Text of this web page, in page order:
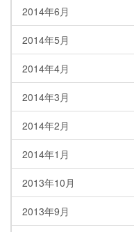
2014年6月
2014年5月
2014年4月
2014年3月
2014年2月
2014年1月
2013年10月
2013年9月